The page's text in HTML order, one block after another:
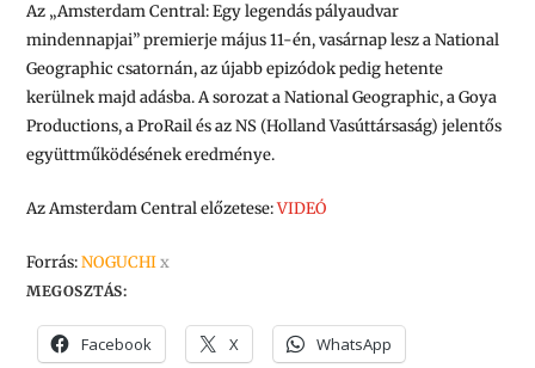
Az „Amsterdam Central: Egy legendás pályaudvar
mindennapjai” premierje május 11-én, vasárnap lesz a National
Geographic csatornán, az újabb epizódok pedig hetente
kerülnek majd adásba. A sorozat a National Geographic, a Goya
Productions, a ProRail és az NS (Holland Vasúttársaság) jelentős
együttműködésének eredménye.
Az Amsterdam Central előzetese:VIDEÓ
Forrás:NOGUCHI x
MEGOSZTÁS:
Facebook X WhatsApp